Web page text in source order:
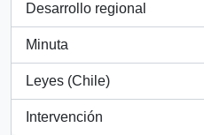
Desarrollo regional
, 2 resultados
Minuta
, 2 resultados
Leyes (Chile)
, 1 resultados
Intervención
, 1 resultados